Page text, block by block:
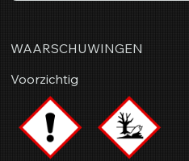
WAARSCHUWINGEN
Voorzichtig